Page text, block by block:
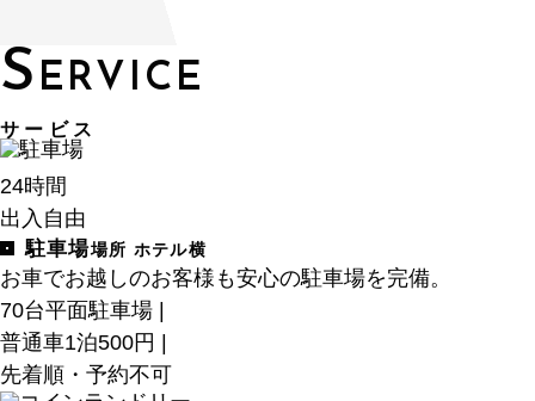
S ERVICE
サービス
24時間
出入自由
駐車場場所 ホテル横
お車でお越しのお客様も安心の駐車場を完備。
70台平面駐車場 |
普通車1泊500円 |
先着順・予約不可